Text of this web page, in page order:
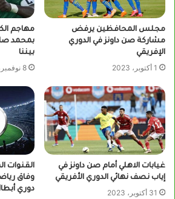
مجلس المحافظين يرفض
مشاركة صن داونز في الدوري
الإفريقي
1 أكتوبر، 2023
مهاجم
بمحمد
بيننا
8 نوفمبر، 2022
غيابات الاهلي أمام صن داونز في
إياب نصف نهائي الدوري الأفريقي
31 أكتوبر، 2023
القنوات
وفاق
دوري